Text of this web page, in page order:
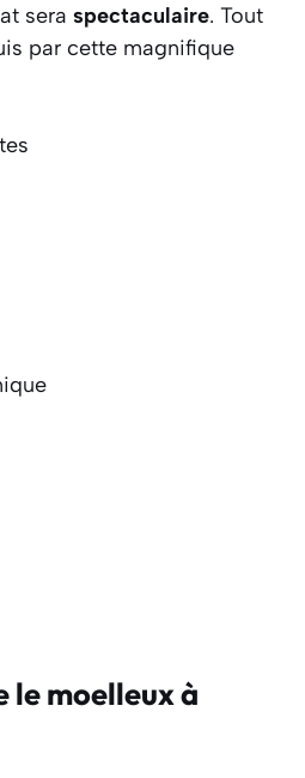
sera spectaculaire. Tout
par cette magnifique
le moelleux à